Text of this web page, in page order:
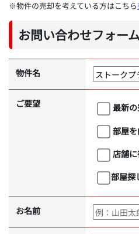
※物件の売却を考えている方はこちら
お問い合わせフォー
物件名
ご要望
最新
部屋
店舗
部屋探
お名前